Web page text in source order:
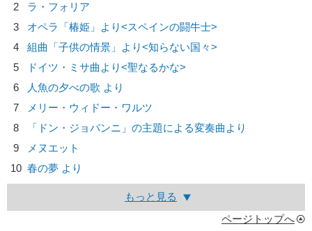
2
ラ・フォリア
3
オペラ「椿姫」より<スペインの闘牛士>
4
組曲「子供の情景」より<知らない国々>
5
ドイツ・ミサ曲より<聖なるかな>
6
人魚の夕べの歌 より
7
メリー・ウィドー・ワルツ
8
「ドン・ジョバンニ」の主題による変奏曲より
9
メヌエット
10 春の夢 より
もっと見る
ページトップへ